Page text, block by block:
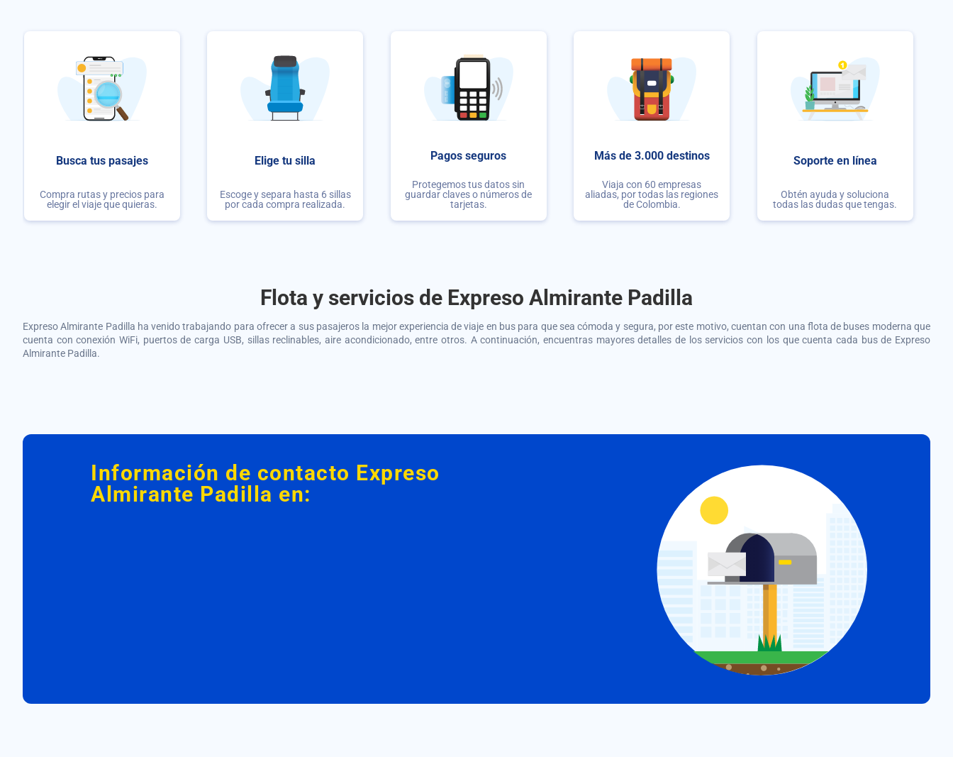
Busca tus pasajes
Compra rutas y precios para
elegir el viaje que quieras.
Elige tu silla
Escoge y separa hasta 6 sillas
por cada compra realizada.
Pagos seguros
Protegemos tus datos sin
guardar claves o números de
tarjetas.
Más de 3.000 destinos
Viaja con 60 empresas
aliadas, por todas las regiones
de Colombia.
Soporte en línea
Obtén ayuda y soluciona
todas las dudas que tengas.
Flota y servicios de Expreso Almirante Padilla
Expreso Almirante Padilla ha venido trabajando para ofrecer a sus pasajeros la mejor experiencia de viaje en bus para que sea cómoda y segura, por este motivo, cuentan con una flota de buses moderna que
cuenta con conexión WiFi, puertos de carga USB, sillas reclinables, aire acondicionado, entre otros. A continuación, encuentras mayores detalles de los servicios con los que cuenta cada bus de Expreso
Almirante Padilla.
Información de contacto Expreso
Almirante Padilla en: